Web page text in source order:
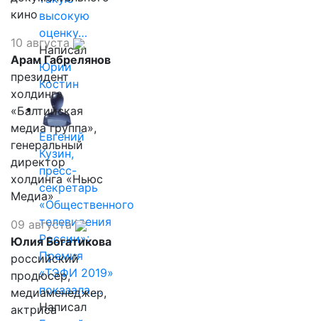
высокую
оценку…
Написал
Юрий
Костин
Евгений
Кузин,
пресс-
секретарь
«Общественного
телевидения
России»:
Премия
«ТЭФИ 2019»
показала,…
Написал
кино
10 августа
Арам Габрелянов
президент
холдинга
«Балтийская
медиа группа»,
генеральный
директор
холдинга «Ньюс
Медиа»
09 августа
Юлия Богатикова
российский
продюсер,
медиаменеджер,
актриса